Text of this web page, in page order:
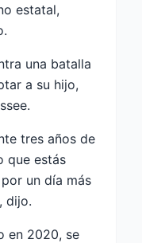
estatal,
una batalla
a su hijo,
tres años de
que estás
un día más
dijo.
en 2020, se